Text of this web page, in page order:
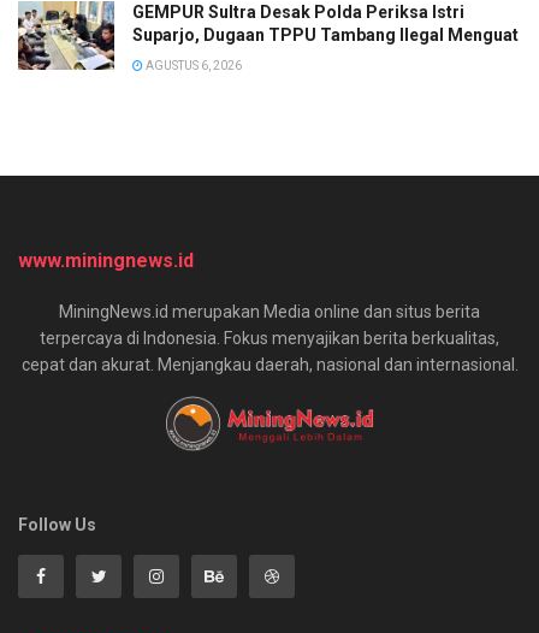
GEMPUR Sultra Desak Polda Periksa Istri
Suparjo, Dugaan TPPU Tambang Ilegal Menguat
AGUSTUS 6, 2026
www.miningnews.id
MiningNews.id merupakan Media online dan situs berita
terpercaya di Indonesia. Fokus menyajikan berita berkualitas,
cepat dan akurat. Menjangkau daerah, nasional dan internasional.
Follow Us